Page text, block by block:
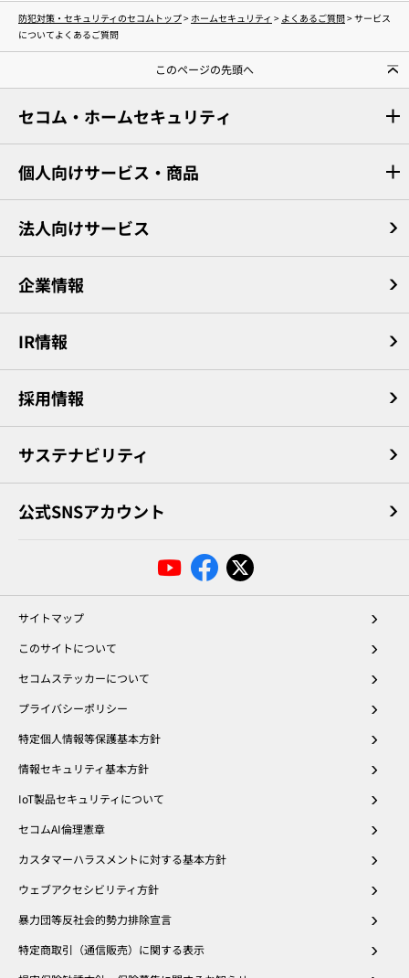
防犯対策・セキュリティのセコムトップ> ホームセキュリティ > よくあるご質問> サービス
についてよくあるご質問
このページの先頭へ
セコム・ホームセキュリティ
個人向けサービス・商品
法人向けサービス
企業情報
IR情報
採用情報
サステナビリティ
公式SNSアカウント
サイトマップ
このサイトについて
セコムステッカーについて
プライバシーポリシー
特定個人情報等保護基本方針
情報セキュリティ基本方針
IoT製品セキュリティについて
セコムAI倫理憲章
カスタマーハラスメントに対する基本方針
ウェブアクセシビリティ方針
暴力団等反社会的勢力排除宣言
特定商取引（通信販売）に関する表示